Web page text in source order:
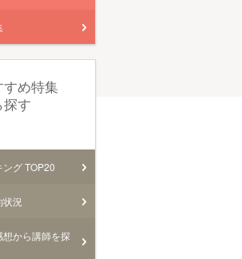
すめ特集
探す
ング TOP20
況
から講師を探